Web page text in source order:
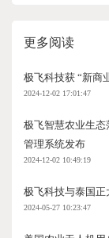
更多阅读
极飞科技获 “新商
2024-12-02 17:01:47
极飞智慧农业生
管理系统发布
2024-12-02 10:49:19
极飞科技与泰国
2024-05-27 10:23:47